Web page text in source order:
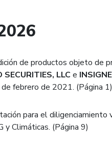
de productos objeto de
SECURITIES, LLC e
febrero de 2021. (Página 1)
para el
y Climáticas. (Página 9)